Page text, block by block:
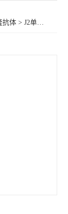
抗体 >J2单克隆抗体